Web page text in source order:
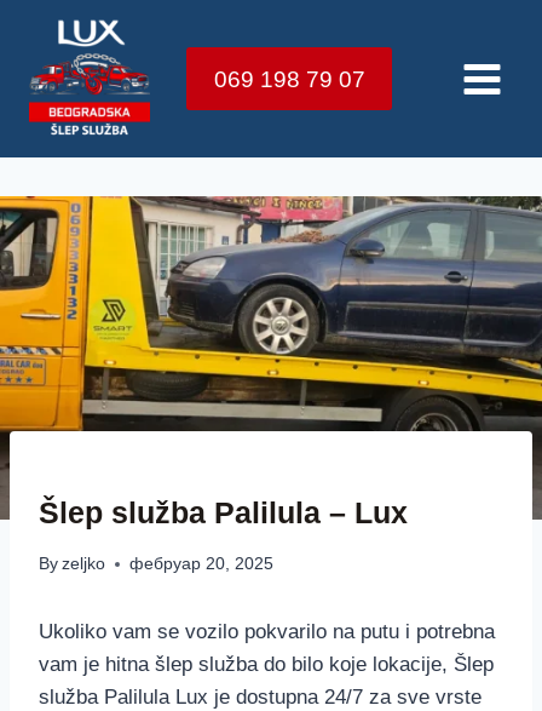
content
069 198 79 07
Šlep služba Palilula – Lux
By zeljko фебруар 20, 2025
Ukoliko vam se vozilo pokvarilo na putu i potrebna
vam je hitna šlep služba do bilo koje lokacije, Šlep
služba Palilula Lux je dostupna 24/7 za sve vrste